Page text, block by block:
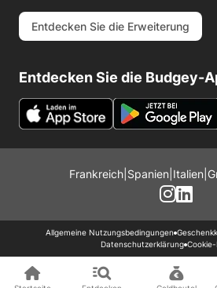
Entdecken Sie die Erweiterung
Entdecken Sie die Budgey-
Frankreich| Spanien Italien
Allgemeine Nutzungsbedingungen
Datenschutzerklärung